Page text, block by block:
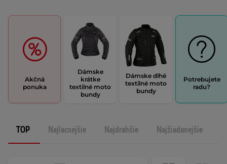
Akčná
ponuka
Dámske
krátke
textilné moto
bundy
Dámske dlhé
textilné moto
bundy
Potrebujete
radu?
TOP Najlacnejšie Najdrahšie Najžiadanejšie